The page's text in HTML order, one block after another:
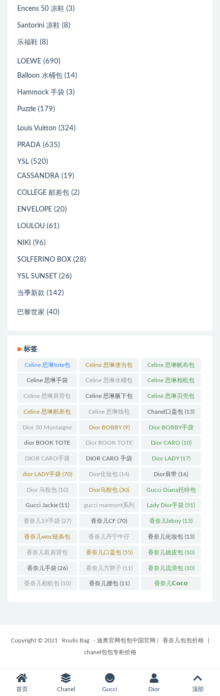
Encens 50 凉鞋 (3)
Santorini 凉鞋 (8)
乐福鞋 (8)
LOEWE (690)
Balloon 水桶包 (14)
Hammock 手袋 (3)
Puzzle (179)
Louis Vuitton (324)
PRADA (635)
YSL (520)
CASSANDRA (19)
COLLEGE 邮差包 (2)
ENVELOPE (20)
LOULOU (61)
NIKI (96)
SOLFERINO BOX (28)
YSL SUNSET (26)
当季新款 (142)
巴黎世家 (40)
标签
Celine 思琳tote包
(23)
Celine 思琳便当包
(14)
Celine 思琳帆布包
(18)
Celine 思琳手袋
(250)
Celine 思琳水桶包
(55)
Celine 思琳相机包
(11)
Celine 思琳肩背包
(12)
Celine 思琳腋下包
(10)
Celine 思琳贝壳包
(12)
Celine 思琳邮差包
(13)
Celine 思琳钱包
(10)
Chanel口盖包 (13)
Dior 30 Montaigne
蒙田(31)
Dior BOBBY(9) Dior BOBBY手袋
(26)
dior BOOK TOTE
(12)
Dior BOOK TOTE
手袋(163)
Dior CARO (10)
DIOR CARO手袋
(11)
DIOR CARO 手袋
(31)
Dior LADY(17)
dior LADY手袋(70) Dior化妆包 (14) Dior肩带 (16)
Dior 马鞍包(10) Dior马鞍包 (30) Gucci Diana托特包
(11)
Gucci Jackie(11) gucci marmont系列
(19)
Lady Dior手袋 (51)
香奈儿19手袋 (27) 香奈儿CF (70) 香奈儿leboy (13)
香奈儿woc链条包
(11)
香奈儿丹宁牛仔
(12)
香奈儿化妆包(13)
香奈儿双肩背包
(13)
香奈儿口盖包(55) 香奈儿嬉皮包(10)
香奈儿手袋(26) 香奈儿方胖子(11) 香奈儿流浪包(10)
香奈儿相机包(10) 香奈儿腰包(11) 香奈儿𝗖𝗼𝗰𝗼
Copyright © 2021 Roulis Bag - 迪奥官网包包中国官网 香奈儿包包价格
chanel包包专柜价格
首页 Chanel Gucci Dior 顶部